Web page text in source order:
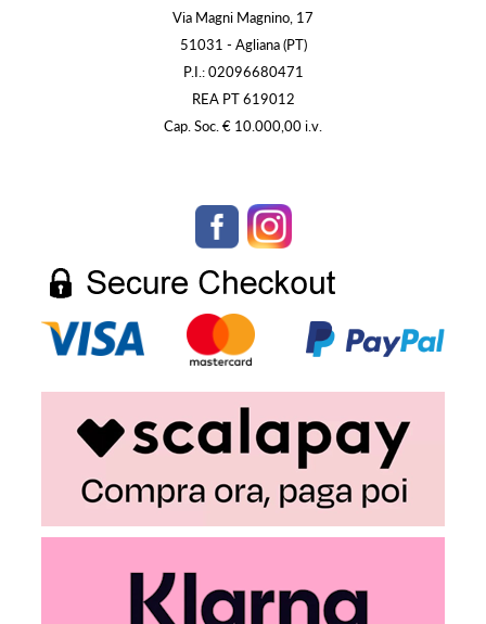
Via Magni Magnino, 17
51031 - Agliana (PT)
P.I.: 02096680471
REA PT 619012
Cap. Soc. € 10.000,00 i.v.